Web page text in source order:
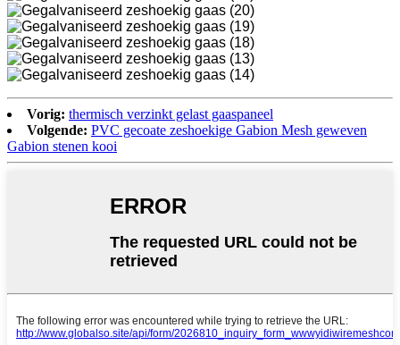
Vorig: thermisch verzinkt gelast gaaspaneel
Volgende: PVC gecoate zeshoekige Gabion Mesh geweven
Gabion stenen kooi